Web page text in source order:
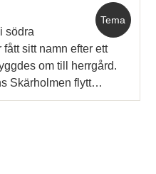
Tema
södra
sitt namn efter ett
om till herrgård.
Skärholmen flytt…